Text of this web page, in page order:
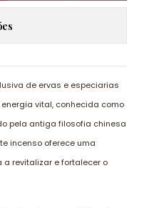
de ervas e especiarias
vital, conhecida como
pela antiga filosofia chinesa
incenso oferece uma
revitalizar e fortalecer o